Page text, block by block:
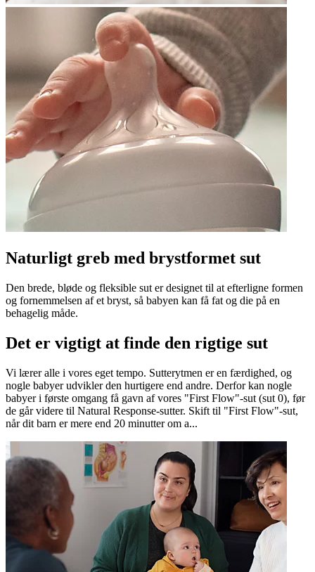
Naturligt greb med brystformet sut
Den brede, bløde og fleksible sut er designet til at efterligne formen
og fornemmelsen af et bryst, så babyen kan få fat og die på en
behagelig måde.
Det er vigtigt at finde den rigtige sut
Vi lærer alle i vores eget tempo. Sutterytmen er en færdighed, og
nogle babyer udvikler den hurtigere end andre. Derfor kan nogle
babyer i første omgang få gavn af vores "First Flow"-sut (sut 0), før
de går videre til Natural Response-sutter. Skift til "First Flow"-sut,
når dit barn er mere end 20 minutter om a...